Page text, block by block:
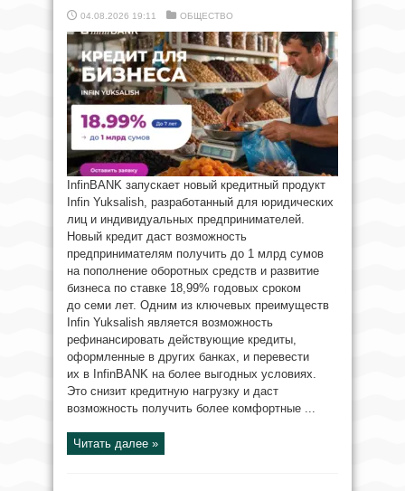
04.08.2026 19:11 ОБЩЕСТВО
InfinBANK запускает новый кредитный продукт
Infin Yuksalish, разработанный для юридических
лиц и индивидуальных предпринимателей.
Новый кредит даст возможность
предпринимателям получить до 1 млрд сумов
на пополнение оборотных средств и развитие
бизнеса по ставке 18,99% годовых сроком
до семи лет. Одним из ключевых преимуществ
Infin Yuksalish является возможность
рефинансировать действующие кредиты,
оформленные в других банках, и перевести
их в InfinBANK на более выгодных условиях.
Это снизит кредитную нагрузку и даст
возможность получить более комфортные ...
Читать далее »